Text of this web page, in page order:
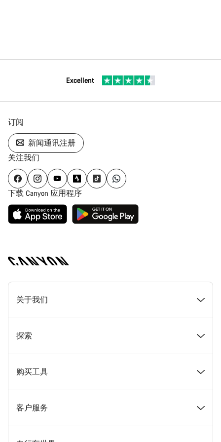
Excellent
订阅
新闻通讯注册
关注我们
下载 Canyon 应用程序
[footer.linksList.title]
关于我们
奖项
在 Canyon 工作
Canyon 新闻发布室
探索
新闻和故事
提示和建议
购买工具
找到您梦寐以求的 Canyon 自行车
客户服务